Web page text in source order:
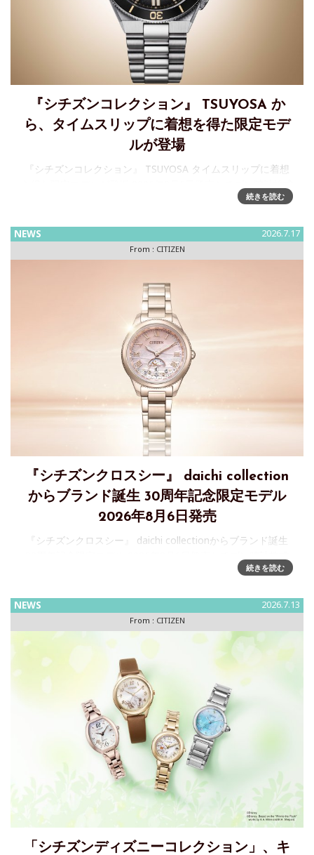
『シチズンコレクション』 TSUYOSA か
ら、タイムスリップに着想を得た限定モデ
ルが登場
『シチズンコレクション』 TSUYOSA タイムスリップに着想
会社は、豊富なカラーバリエーションが人気の『シチズンコ
続きを読む
NEWS 2026.7.17
From : CITIZEN
『シチズンクロスシー』 daichi collection
からブランド誕生 30周年記念限定モデル
2026年8月6日発売
『シチズンクロスシー』 daichi collectionからブランド誕生
会社は、上品で凛としたデザインに、使いやすい機能を兼ね
続きを読む
NEWS 2026.7.13
From : CITIZEN
「シチズンディズニーコレクション」、キ